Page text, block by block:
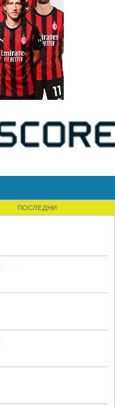
ПОСЛЕДНИ